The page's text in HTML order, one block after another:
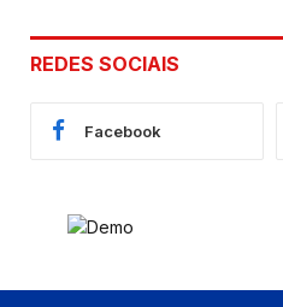
REDES SOCIAIS
Facebook